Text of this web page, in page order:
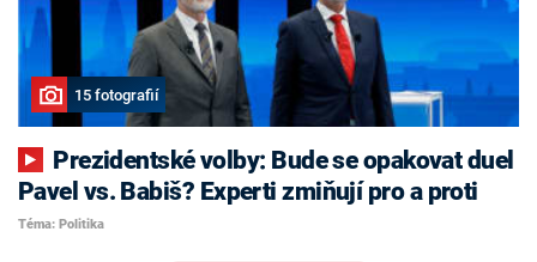
15 fotografií
Pavel vs. Babiš? Experti zmiňují pro a proti
Téma: Politika